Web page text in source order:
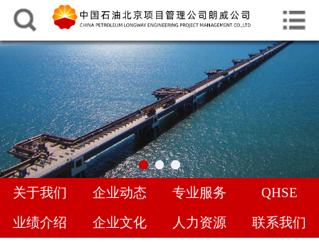
中文 English
网站首页
关于我们
企业动态
专业服务
业绩介绍
关于我们 企业动态 专业服务
QHSE
业绩介绍
企业文化 人力资源 联系我们